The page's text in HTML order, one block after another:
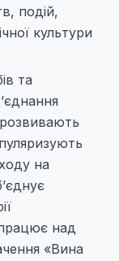
подій,
культури
та
розвивають
на
над
«Вина